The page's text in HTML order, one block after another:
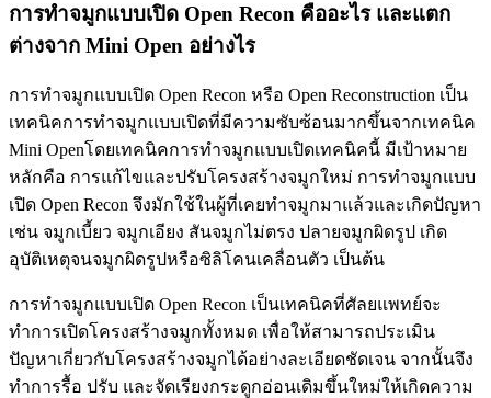
การทำจมูกแบบเปิด Open Recon คืออะไร และแตก
ต่างจาก Mini Open อย่างไร
การทำจมูกแบบเปิด Open Recon หรือ Open Reconstruction เป็น
เทคนิคการทำจมูกแบบเปิดที่มีความซับซ้อนมากขึ้นจากเทคนิค
Mini Openโดยเทคนิคการทำจมูกแบบเปิดเทคนิคนี้ มีเป้าหมาย
หลักคือ การแก้ไขและปรับโครงสร้างจมูกใหม่ การทำจมูกแบบ
เปิด Open Recon จึงมักใช้ในผู้ที่เคยทำจมูกมาแล้วและเกิดปัญหา
เช่น จมูกเบี้ยว จมูกเอียง สันจมูกไม่ตรง ปลายจมูกผิดรูป เกิด
อุบัติเหตุจนจมูกผิดรูปหรือซิลิโคนเคลื่อนตัว เป็นต้น
การทำจมูกแบบเปิด Open Recon เป็นเทคนิคที่ศัลยแพทย์จะ
ทำการเปิดโครงสร้างจมูกทั้งหมด เพื่อให้สามารถประเมิน
ปัญหาเกี่ยวกับโครงสร้างจมูกได้อย่างละเอียดชัดเจน จากนั้นจึง
ทำการรื้อ ปรับ และจัดเรียงกระดูกอ่อนเดิมขึ้นใหม่ให้เกิดความ